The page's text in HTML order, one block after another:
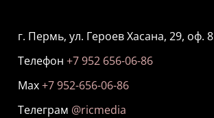
г. Пермь, ул. Героев Хасана, 29, оф. 8
Телефон +7 952 656-06-86
Мах+7 952-656-06-86
Телеграм @ricmedia